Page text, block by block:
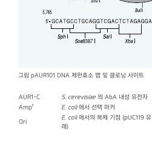
그림 pAUR101 DNA 제한효소 맵 및 클로닝 사이트
AUR1-C S. cerevisiae 의 AbA 내성 유전자
Ampr E. coli에서 선택 마커
Ori
E. coli에서의 복제 기점 (pUC119 유
래)